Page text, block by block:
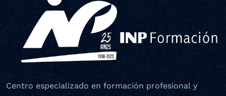
Centro especializado en formación profesional y